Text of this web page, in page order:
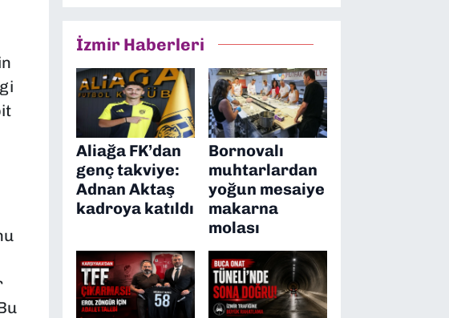
İzmir Haberleri
Aliağa FK’dan
genç takviye:
Adnan Aktaş
kadroya katıldı
Bornovalı
muhtarlardan
yoğun mesaiye
makarna
molası